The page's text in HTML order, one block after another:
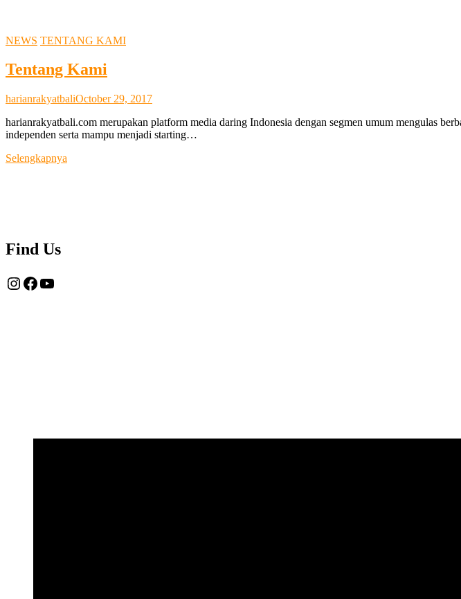
NEWS TENTANG KAMI
Tentang Kami
harianrakyatbaliOctober 29, 2017
harianrakyatbali.com merupakan platform media daring Indonesia dengan segmen umum mengulas
independen serta mampu menjadi starting…
Selengkapnya
Find Us
Instagram
Facebook
YouTube